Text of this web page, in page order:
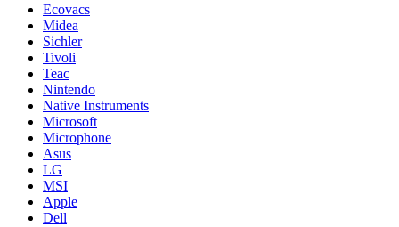
Ecovacs
Midea
Sichler
Tivoli
Teac
Nintendo
Native Instruments
Microsoft
Microphone
Asus
LG
MSI
Apple
Dell